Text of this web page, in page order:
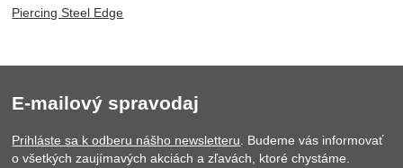
Piercing Steel Edge
E-mailový spravodaj
Prihláste sa k odberu nášho newsletteru. Budeme vás informovať
o všetkých zaujímavých akciách a zľavách, ktoré chystáme.